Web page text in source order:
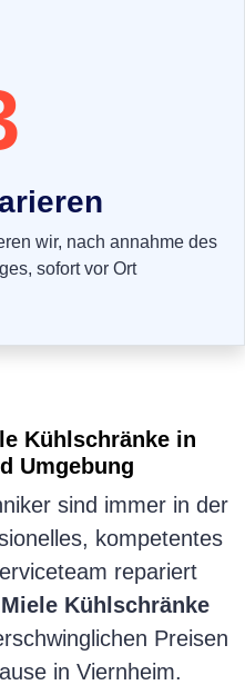
wir, nach annahme des
sofort vor Ort
Kühlschränke in
Umgebung
sind immer in der
kompetentes
repariert
Kühlschränke
Preisen
in Viernheim.